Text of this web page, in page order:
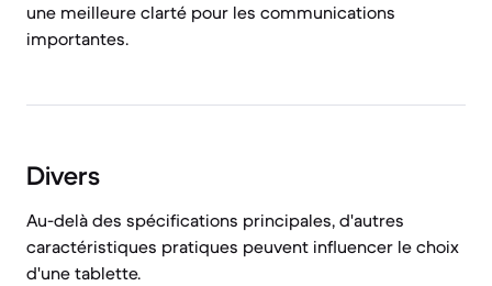
une meilleure clarté pour les communications
importantes.
Divers
Au-delà des spécifications principales, d'autres
caractéristiques pratiques peuvent influencer le choix
d'une tablette.